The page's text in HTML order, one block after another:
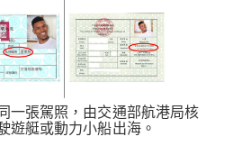
一張駕照，由交通部航港局核
遊艇或動力小船出海。